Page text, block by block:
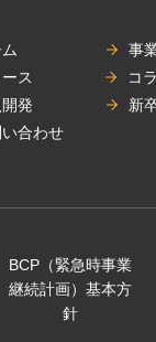
事
ス
コ
発
新
合わせ
BCP（緊急時事業
継続計画）基本⽅
針